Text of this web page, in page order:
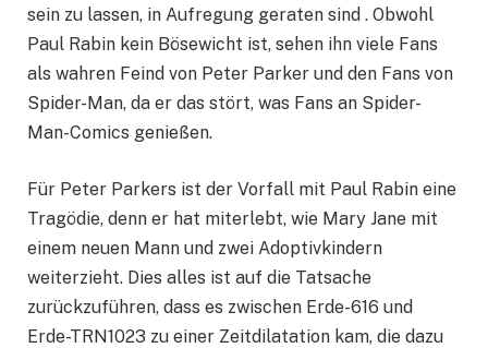
sein zu lassen, in Aufregung geraten sind . Obwohl
Paul Rabin kein Bösewicht ist, sehen ihn viele Fans
als wahren Feind von Peter Parker und den Fans von
Spider-Man, da er das stört, was Fans an Spider-
Man-Comics genießen.
Für Peter Parkers ist der Vorfall mit Paul Rabin eine
Tragödie, denn er hat miterlebt, wie Mary Jane mit
einem neuen Mann und zwei Adoptivkindern
weiterzieht. Dies alles ist auf die Tatsache
zurückzuführen, dass es zwischen Erde-616 und
Erde-TRN1023 zu einer Zeitdilatation kam, die dazu